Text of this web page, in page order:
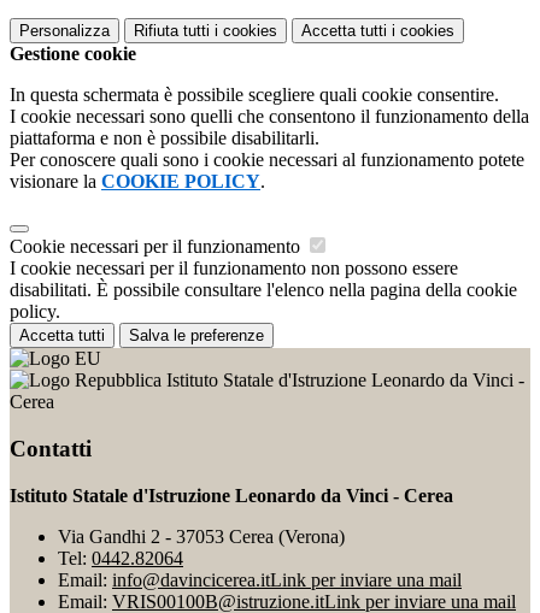
Personalizza Rifiuta tutti i cookies Accetta tutti i cookies
Gestione cookie
In questa schermata è possibile scegliere quali cookie consentire.
I cookie necessari sono quelli che consentono il funzionamento della
piattaforma e non è possibile disabilitarli.
Per conoscere quali sono i cookie necessari al funzionamento potete
visionare la COOKIE POLICY.
Cookie necessari per il funzionamento
I cookie necessari per il funzionamento non possono essere
disabilitati. È possibile consultare l'elenco nella pagina della cookie
policy.
Accetta tutti Salva le preferenze
Istituto Statale d'Istruzione Leonardo da Vinci -
Cerea
Contatti
Istituto Statale d'Istruzione Leonardo da Vinci - Cerea
Via Gandhi 2 - 37053 Cerea (Verona)
Tel: 0442.82064
Email: info@davincicerea.itLink per inviare una mail
Email: VRIS00100B@istruzione.itLink per inviare una mail